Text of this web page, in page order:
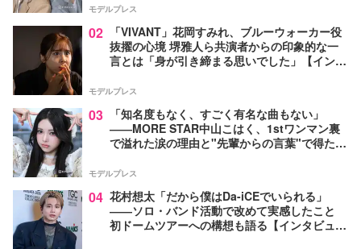
モデルプレス
02
「VIVANT」花岡すみれ、ブルーウォーカー役
抜擢の心境 堺雅人ら共演者からの印象的な一
言とは「身が引き締まる思いでした」【インタ
モデルプレス
03
「知名度もなく、すごく有名な曲もない」
――MORE STAR中山こはく、1stワンマン裏
で溢れた涙の理由と"先輩からの言葉"で得た覚
モデルプレス
04 花村想太「だから僕はDa-iCEでいられる」
――ソロ・バンド活動で改めて実感したこと
初ドームツアーへの構想も語る【インタビュ